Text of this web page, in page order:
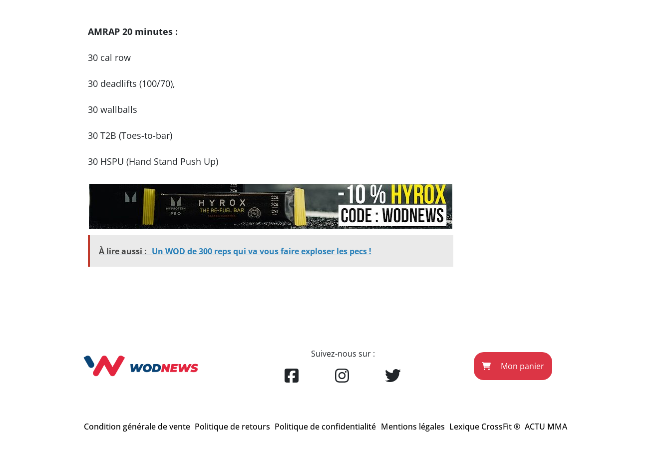
AMRAP 20 minutes :
30 cal row
30 deadlifts (100/70),
30 wallballs
30 T2B (Toes-to-bar)
30 HSPU (Hand Stand Push Up)
À lire aussi : Un WOD de 300 reps qui va vous faire exploser les pecs !
Suivez-nous sur :
Mon panier
Condition générale de vente Politique de retours Politique de confidentialité Mentions légales Lexique CrossFit ® ACTU MMA